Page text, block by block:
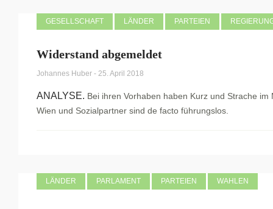
GESELLSCHAFT LÄNDER PARTEIEN
Widerstand abgemeldet
Johannes Huber - 25. April 2018
ANALYSE. Bei ihren Vorhaben haben Kurz und Strache
Wien und Sozialpartner sind de facto führungslos.
LÄNDER PARLAMENT PARTEIEN WAHLEN